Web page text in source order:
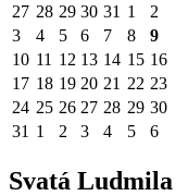
27 28 29 30 31 1
2
3
4 5 6 7 8
9
10 11 12 13 14 15 16
17 18 19 20 21 22 23
24 25 26 27 28 29 30
31 1 2 3 4 5 6
Svatá Ludmila